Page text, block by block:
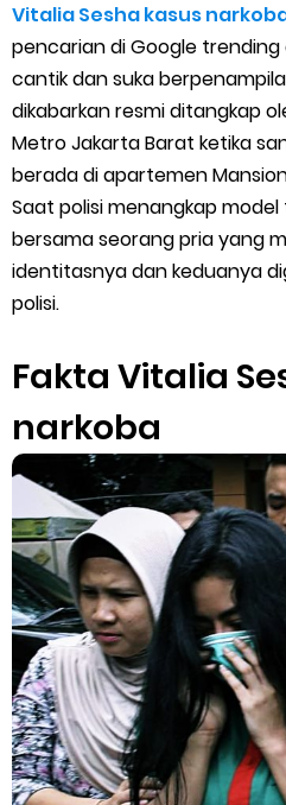
Penyebab dan Cara
Cara Menghitung Penghasilan
Cara Menggunakan Paket
5 Cara Top Up
5 Biaya Potongan Shopee
10 Cara Jitu Autobid Untuk
Batas Saldo Untuk Akun
Cara Mudah Melihat QR
Enroute Drop: Arti dan
Cara Transfer Gopay ke
Cara Ping Server
Cara Menghubungi CS
Cara Mengatasi Aplikasi
DNS Server Gojek Driver Terbaru
Vitalia Sesha kasus
pencarian di Google
cantik dan suka
dikabarkan resmi ditangkap
Metro Jakarta Barat ketika
berada di apartemen
Saat polisi menangkap
bersama seorang pria yang
identitasnya dan keduanya
polisi.
Fakta Vitalia
narkoba